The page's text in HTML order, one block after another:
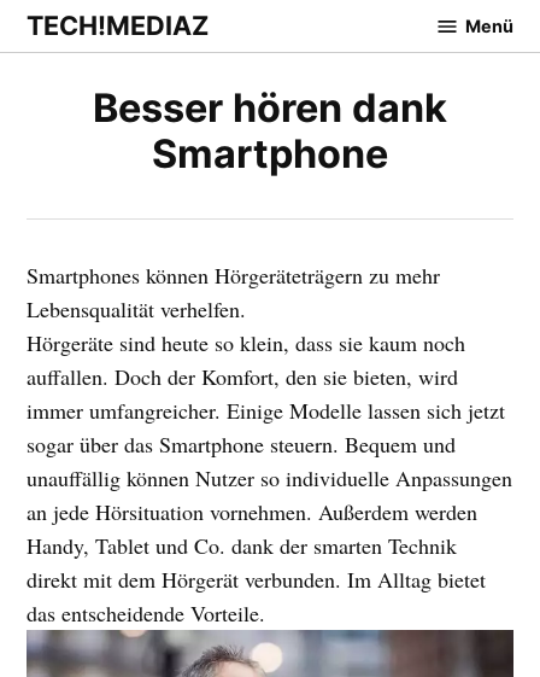
Zum
Inhalt
TECH!MEDIAZ Menü
Besser hören dank
Smartphone
Smartphones können Hörgeräteträgern zu mehr
Lebensqualität verhelfen.
Hörgeräte sind heute so klein, dass sie kaum noch
auffallen. Doch der Komfort, den sie bieten, wird
immer umfangreicher. Einige Modelle lassen sich jetzt
sogar über das Smartphone steuern. Bequem und
unauffällig können Nutzer so individuelle Anpassungen
an jede Hörsituation vornehmen. Außerdem werden
Handy, Tablet und Co. dank der smarten Technik
direkt mit dem Hörgerät verbunden. Im Alltag bietet
das entscheidende Vorteile.